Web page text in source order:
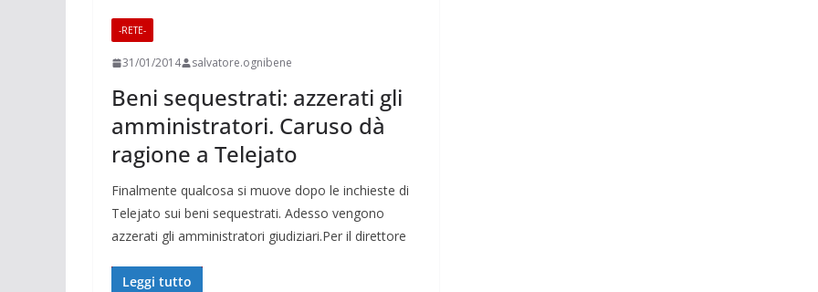
-RETE-
31/01/2014 salvatore.ognibene
Beni sequestrati: azzerati gli
amministratori. Caruso dà
ragione a Telejato
Finalmente qualcosa si muove dopo le inchieste di
Telejato sui beni sequestrati. Adesso vengono
azzerati gli amministratori giudiziari.Per il direttore
Leggi tutto